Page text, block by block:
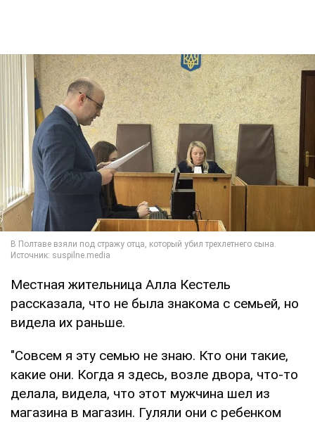
Местная жительница Алла Кестель
рассказала, что не была знакома с семьей, но
видела их раньше.
"Совсем я эту семью не знаю. Кто они такие,
какие они. Когда я здесь, возле двора, что-то
делала, видела, что этот мужчина шел из
магазина в магазин. Гуляли они с ребенком